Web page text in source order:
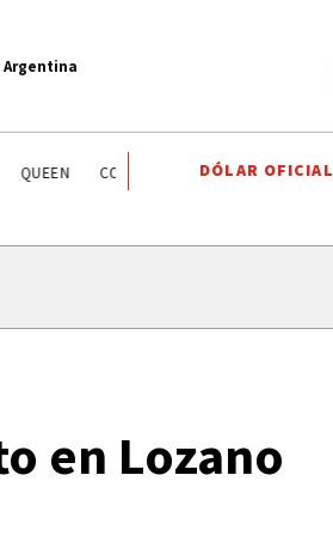
Argentina
EL TIEMPO EN JUJUY RUTAS DE JUJUY
DÓLAR OFICIAL
en Lozano